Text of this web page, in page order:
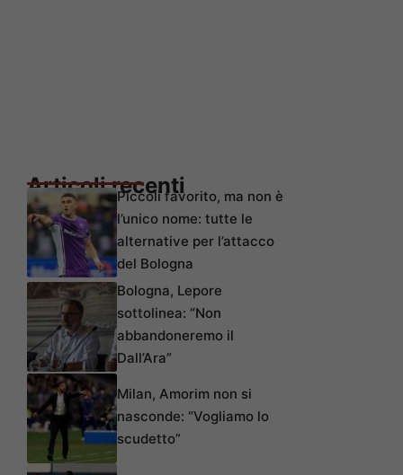
Articoli recentiPiccoli favorito, ma non è
l’unico nome: tutte le
alternative per l’attacco
del Bologna
Bologna, Lepore
sottolinea: “Non
abbandoneremo il
Dall’Ara”
Milan, Amorim non si
nasconde: “Vogliamo lo
scudetto”